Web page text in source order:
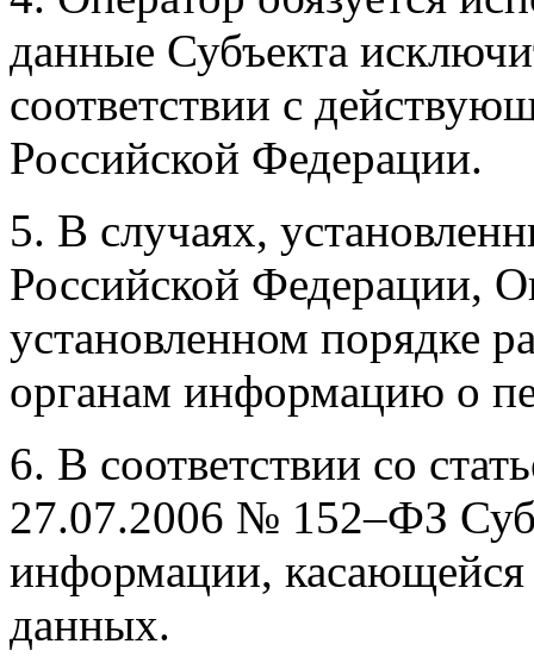
данные Субъекта
соответствии с
Российской Федерации.
5. В случаях,
Российской Федерации,
установленном порядке
органам информацию о
6. В соответствии со
27.07.2006 № 152–ФЗ
информации, касающейся
данных.